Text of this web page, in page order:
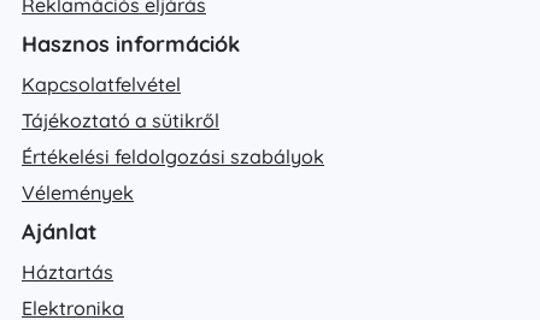
Reklamációs eljárás
Hasznos információk
Kapcsolatfelvétel
Tájékoztató a sütikről
Értékelési feldolgozási szabályok
Vélemények
Ajánlat
Háztartás
Elektronika